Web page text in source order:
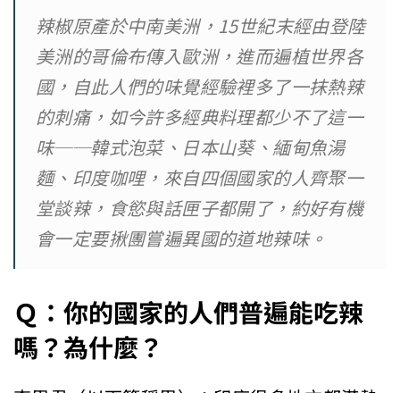
辣椒原產於中南美洲，15世紀末經由登陸
美洲的哥倫布傳入歐洲，進而遍植世界各
國，自此人們的味覺經驗裡多了一抹熱辣
的刺痛，如今許多經典料理都少不了這一
味──韓式泡菜、日本山葵、緬甸魚湯
麵、印度咖哩，來自四個國家的人齊聚一
堂談辣，食慾與話匣子都開了，約好有機
會一定要揪團嘗遍異國的道地辣味。
Ｑ：你的國家的人們普遍能吃辣
嗎？為什麼？